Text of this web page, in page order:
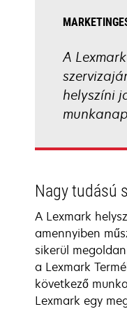
A
helyszíni
Nagy tudású
A Lexmark
amennyiben
sikerül
a Lexmark
következő
Lexmark egy